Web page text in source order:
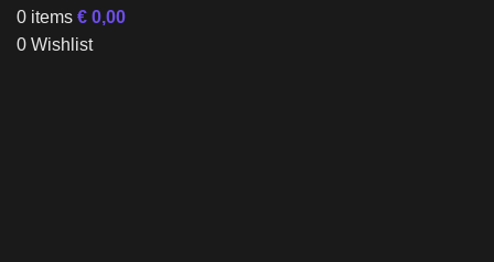
0 items € 0,00
0 Wishlist